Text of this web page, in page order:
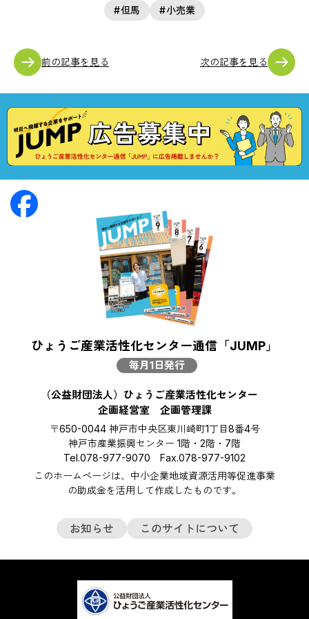
但馬 小売業
前の記事を見る 次の記事を見る
ひょうご産業活性化センター通信「JUMP」
毎月1日発行
（公益財団法人）ひょうご産業活性化センター
企画経営室 企画管理課
〒650-0044 神戸市中央区東川崎町1丁目8番4号
神戸市産業振興センター 1階・2階・7階
Tel.078-977-9070 Fax.078-977-9102
このホームページは、中小企業地域資源活用等促進事業
の助成金を活用して作成したものです。
お知らせ このサイトについて